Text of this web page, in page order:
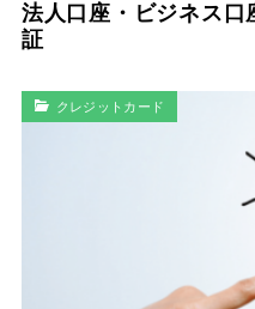
法人口座・ビジネス口
証
クレジットカード